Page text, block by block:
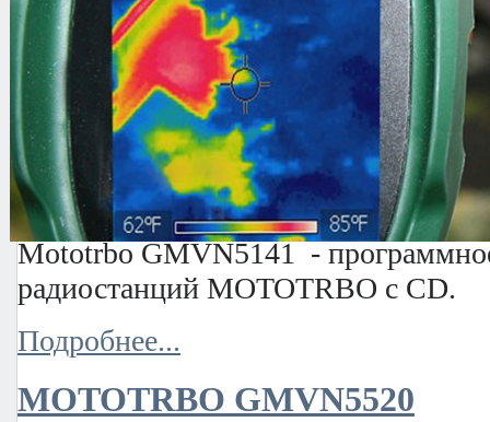
Артикул04397
MOTOTRBO GMVN5141
Цена
5,695.00 руб.
Кол-во
Mototrbo GMVN5141 -
радиостанций MOTOTRBO с CD.
Подробнее...
MOTOTRBO GMVN5520